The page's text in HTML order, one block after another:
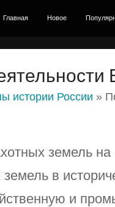
Главная Новое
истории России »
земель на
земель в
и